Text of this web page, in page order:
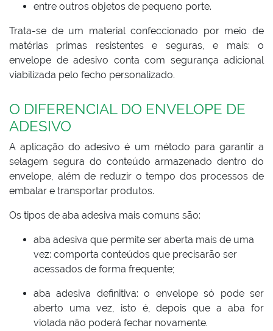
entre outros objetos de pequeno porte.
Trata-se de um material confeccionado por meio de
matérias primas resistentes e seguras, e mais: o
envelope de adesivo conta com segurança adicional
viabilizada pelo fecho personalizado.
O DIFERENCIAL DO ENVELOPE DE
ADESIVO
A aplicação do adesivo é um método para garantir a
selagem segura do conteúdo armazenado dentro do
envelope, além de reduzir o tempo dos processos de
embalar e transportar produtos.
Os tipos de aba adesiva mais comuns são:
aba adesiva que permite ser aberta mais de uma
vez: comporta conteúdos que precisarão ser
acessados de forma frequente;
aba adesiva definitiva: o envelope só pode ser
aberto uma vez, isto é, depois que a aba for
violada não poderá fechar novamente.